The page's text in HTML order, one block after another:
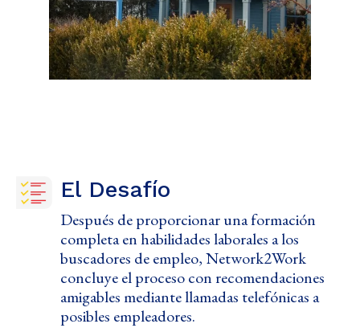
El Desafío
Después de proporcionar una formación
completa en habilidades laborales a los
buscadores de empleo, Network2Work
concluye el proceso con recomendaciones
amigables mediante llamadas telefónicas a
posibles empleadores.